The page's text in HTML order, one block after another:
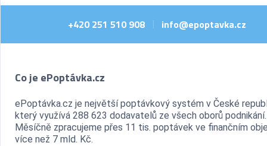
+420 251 510 908 info@epoptavka.cz
Co je ePoptávka.cz
ePoptávka.cz je největší poptávkový systém v České
který využívá 288 623 dodavatelů ze všech oborů podnikání.
Měsíčně zpracujeme přes 11 tis. poptávek ve finančním
více než 7 mld. Kč.